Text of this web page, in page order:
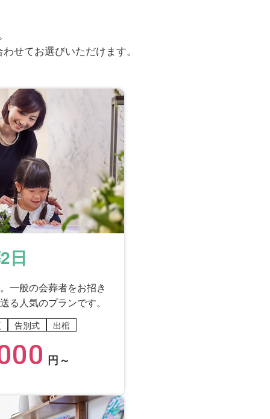
せてお選びいただけます。
日
一般の会葬者をお招き
る人気のプランです。
告別式 出棺
円～